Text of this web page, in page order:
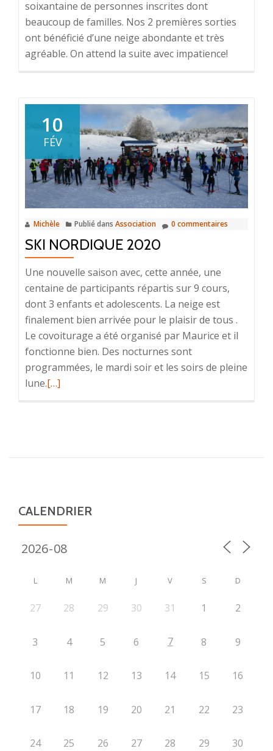
soixantaine de personnes inscrites dont
beaucoup de familles. Nos 2 premières sorties
ont bénéficié d’une neige abondante et très
agréable. On attend la suite avec impatience!
10
FÉV
Michèle Publié dans Association 0 commentaires
SKI NORDIQUE 2020
Une nouvelle saison avec, cette année, une
centaine de participants répartis sur 9 cours,
dont 3 enfants et adolescents. La neige est
finalement bien arrivée pour le plaisir de tous .
Le covoiturage a été organisé par Maurice et il
fonctionne bien. Des nocturnes sont
programmées, le mardi soir et les soirs de pleine
lune.En
2020
[…]
CALENDRIER
L M M J V S D
27 28 29 30 31 1 2
3 4 5 6 7 8 9
10 11 12 13 14 15 16
17 18 19 20 21 22 23
24 25 26 27 28 29 30